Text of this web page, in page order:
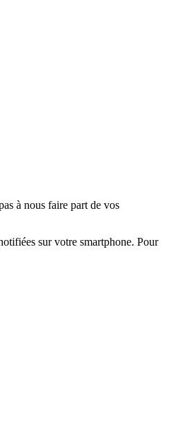
à nous faire part de vos
sur votre smartphone. Pour